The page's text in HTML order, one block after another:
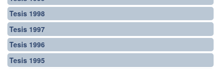
Tesis 1998
Tesis 1997
Tesis 1996
Tesis 1995